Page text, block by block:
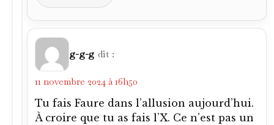
g-g-g dit :
11 novembre 2024 à 16h50
Tu fais Faure dans l’allusion aujourd’hui.
À croire que tu as fais l’X. Ce n’est pas un